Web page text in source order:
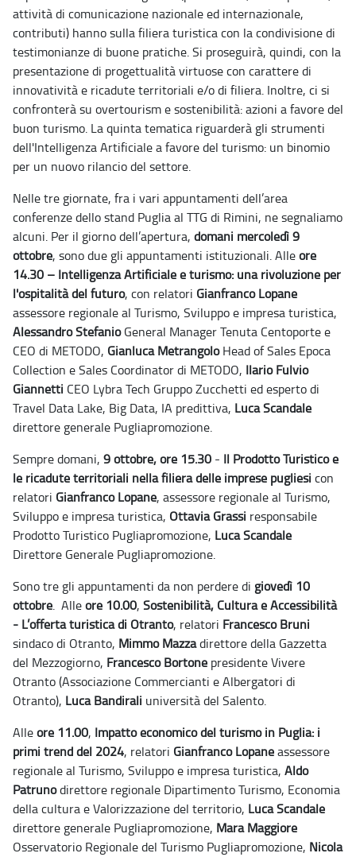
attività di comunicazione nazionale ed internazionale,
contributi) hanno sulla filiera turistica con la condivisione di
testimonianze di buone pratiche. Si proseguirà, quindi, con la
presentazione di progettualità virtuose con carattere di
innovatività e ricadute territoriali e/o di filiera. Inoltre, ci si
confronterà su overtourism e sostenibilità: azioni a favore del
buon turismo. La quinta tematica riguarderà gli strumenti
dell'Intelligenza Artificiale a favore del turismo: un binomio
per un nuovo rilancio del settore.
Nelle tre giornate, fra i vari appuntamenti dell’area
conferenze dello stand Puglia al TTG di Rimini, ne segnaliamo
alcuni. Per il giorno dell’apertura, domani mercoledì 9
ottobre, sono due gli appuntamenti istituzionali.Alleore
14.30 – Intelligenza Artificiale e turismo: una rivoluzione per
l'ospitalità del futuro, con relatori Gianfranco Lopane
assessore regionale al Turismo, Sviluppo e impresa turistica,
Alessandro StefanioGeneral Manager Tenuta Centoporte e
CEO di METODO, Gianluca MetrangoloHead of Sales Epoca
Collection e Sales Coordinator di METODO, Ilario Fulvio
Giannetti CEO Lybra Tech Gruppo Zucchetti ed esperto di
Travel Data Lake, Big Data, IA predittiva, Luca Scandale
direttore generale Pugliapromozione.
Sempre domani, 9 ottobre, ore 15.30 - Il Prodotto Turistico e
le ricadute territoriali nella filiera delle imprese pugliesi con
relatori Gianfranco Lopane, assessore regionale al Turismo,
Sviluppo e impresa turistica, Ottavia Grassi responsabile
Prodotto Turistico Pugliapromozione, Luca Scandale
Direttore Generale Pugliapromozione.
Sono tre gli appuntamenti da non perdere di giovedì 10
ottobre. Alleore 10.00, Sostenibilità, Cultura e Accessibilità
- L’offerta turistica di Otranto, relatori Francesco Bruni
sindaco di Otranto, Mimmo Mazzadirettore della Gazzetta
del Mezzogiorno, Francesco Bortone presidente Vivere
Otranto (Associazione Commercianti e Albergatori di
Otranto), Luca Bandirali università del Salento.
Alleore 11.00, Impatto economico del turismo in Puglia: i
primi trend del 2024, relatori Gianfranco Lopaneassessore
regionale al Turismo, Sviluppo e impresa turistica, Aldo
Patrunodirettore regionale Dipartimento Turismo, Economia
della cultura e Valorizzazione del territorio, Luca Scandale
direttore generale Pugliapromozione, Mara Maggiore
Osservatorio Regionale del Turismo Pugliapromozione, Nicola